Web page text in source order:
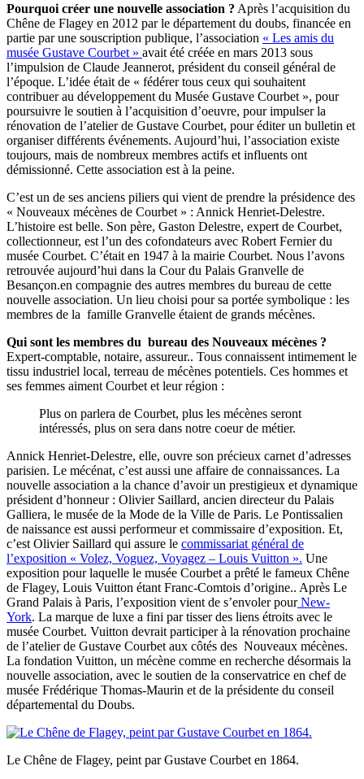
Pourquoi créer une nouvelle association ? Après l’acquisition du
Chêne de Flagey en 2012 par le département du doubs, financée en
partie par une souscription publique, l’association « Les amis du
musée Gustave Courbet » avait été créée en mars 2013 sous
l’impulsion de Claude Jeannerot, président du conseil général de
l’époque. L’idée était de « fédérer tous ceux qui souhaitent
contribuer au développement du Musée Gustave Courbet », pour
poursuivre le soutien à l’acquisition d’oeuvre, pour impulser la
rénovation de l’atelier de Gustave Courbet, pour éditer un bulletin et
organiser différents événements. Aujourd’hui, l’association existe
toujours, mais de nombreux membres actifs et influents ont
démissionné. Cette association est à la peine.
C’est un de ses anciens piliers qui vient de prendre la présidence des
« Nouveaux mécènes de Courbet » : Annick Henriet-Delestre.
L’histoire est belle. Son père, Gaston Delestre, expert de Courbet,
collectionneur, est l’un des cofondateurs avec Robert Fernier du
musée Courbet. C’était en 1947 à la mairie Courbet. Nous l’avons
retrouvée aujourd’hui dans la Cour du Palais Granvelle de
Besançon.en compagnie des autres membres du bureau de cette
nouvelle association. Un lieu choisi pour sa portée symbolique : les
membres de la famille Granvelle étaient de grands mécènes.
Qui sont les membres du bureau des Nouveaux mécènes ?
Expert-comptable, notaire, assureur.. Tous connaissent intimement le
tissu industriel local, terreau de mécènes potentiels. Ces hommes et
ses femmes aiment Courbet et leur région :
Plus on parlera de Courbet, plus les mécènes seront
intéressés, plus on sera dans notre coeur de métier.
Annick Henriet-Delestre, elle, ouvre son précieux carnet d’adresses
parisien. Le mécénat, c’est aussi une affaire de connaissances. La
nouvelle association a la chance d’avoir un prestigieux et dynamique
président d’honneur : Olivier Saillard, ancien directeur du Palais
Galliera, le musée de la Mode de la Ville de Paris. Le Pontissalien
de naissance est aussi performeur et commissaire d’exposition. Et,
c’est Olivier Saillard qui assure le commissariat général de
l’exposition « Volez, Voguez, Voyagez – Louis Vuitton ». Une
exposition pour laquelle le musée Courbet a prêté le fameux Chêne
de Flagey, Louis Vuitton étant Franc-Comtois d’origine.. Après Le
Grand Palais à Paris, l’exposition vient de s’envoler pourNew-
York. La marque de luxe a fini par tisser des liens étroits avec le
musée Courbet. Vuitton devrait participer à la rénovation prochaine
de l’atelier de Gustave Courbet aux côtés des Nouveaux mécènes.
La fondation Vuitton, un mécène comme en recherche désormais la
nouvelle association, avec le soutien de la conservatrice en chef de
musée Frédérique Thomas-Maurin et de la présidente du conseil
départemental du Doubs.
Le Chêne de Flagey, peint par Gustave Courbet en 1864.